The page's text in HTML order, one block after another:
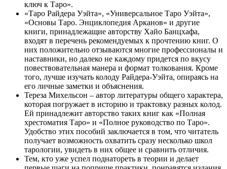
ключ к Таро».
«Таро Райдера Уэйта», «Универсальное Таро Уэйта»,
«Основы Таро. Энциклопедия Арканов» и другие
книги, принадлежащие авторству Хайо Банцхафа,
входят в перечень рекомендуемых к прочтению книг. О
них положительно отзываются многие профессионалы и
наставники, но далеко не каждому придется по вкусу
повествовательная манера и формат толкования. Кроме
того, лучше изучать колоду Райдера-Уэйта, опираясь на
его личные заметки и объяснения.
Тереза Михельсон – автор литературы общего характера,
которая погружает в историю и трактовку разных колод.
Ей принадлежит авторство таких книг как «Полная
хрестоматия Таро» и «Полное руководство по Таро».
Удобство этих пособий заключается в том, что читатель
получает возможность охватить сразу несколько школ
тарологии, увидеть в них общее и сравнить отличия.
Тем, кто уже успел поднатореть в теории и делает